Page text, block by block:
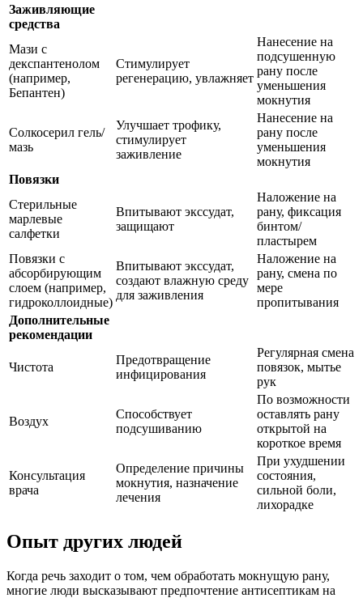
Заживляющие
средства
Мази с
декспантенолом
(например,
Бепантен)
Стимулирует
регенерацию, увлажняет
Нанесение на
подсушенную
рану после
уменьшения
мокнутия
Солкосерил гель/
мазь
Улучшает трофику,
стимулирует
заживление
Нанесение на
рану после
уменьшения
мокнутия
Повязки
Стерильные
марлевые
салфетки
Впитывают экссудат,
защищают
Наложение на
рану, фиксация
бинтом/
пластырем
Повязки с
абсорбирующим
слоем (например,
гидроколлоидные)
Впитывают экссудат,
создают влажную среду
для заживления
Наложение на
рану, смена по
мере
пропитывания
Дополнительные
рекомендации
Чистота
Предотвращение
инфицирования
Регулярная смена
повязок, мытье
рук
Воздух
Способствует
подсушиванию
По возможности
оставлять рану
открытой на
короткое время
Консультация
врача
Определение причины
мокнутия, назначение
лечения
При ухудшении
состояния,
сильной боли,
лихорадке
Опыт других людей
Когда речь заходит о том, чем обработать мокнущую рану,
многие люди высказывают предпочтение антисептикам на